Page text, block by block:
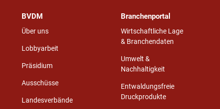
BVDM
Über uns
Lobbyarbeit
Präsidium
Ausschüsse
Landesverbände
Branchenportal
Wirtschaftliche Lage
& Branchendaten
Umwelt &
Nachhaltigkeit
Entwaldungsfreie
Druckprodukte